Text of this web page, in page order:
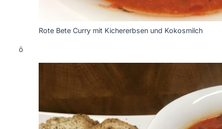
Rote Bete Curry mit Kichererbsen und Kokosmilch
ö